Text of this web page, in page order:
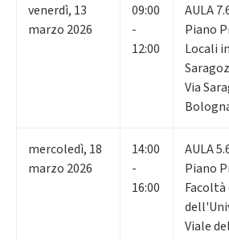
venerdì, 13
marzo 2026
09:00
-
12:00
AULA
Piano
Locali
Via
mercoledì, 18
marzo 2026
14:00
-
16:00
AULA
Piano
Viale